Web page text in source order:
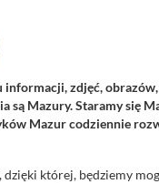
komentarzy
informacji, zdjęć,
są Mazury. Staramy się
Mazur codziennie
której, będziemy